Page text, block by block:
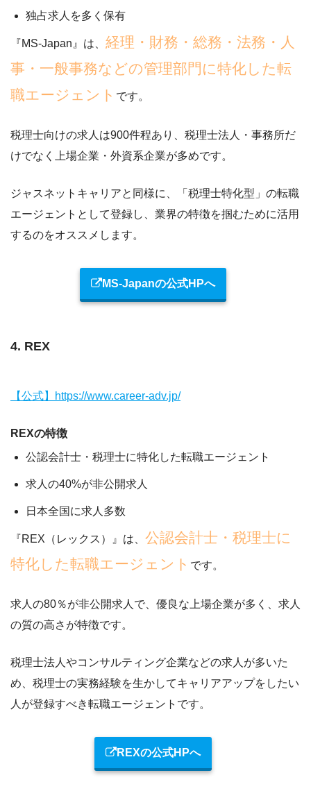
独占求人を多く保有
『MS-Japan』は、 経理・財務・総務・法務・人
事・一般事務などの管理部門に特化した転
職エージェント です。
税理士向けの求人は900件程あり、税理士法人・事務所だ
けでなく
上場企業・外資系企業が多めです。
ジャスネットキャリアと同様に、
「税理士特化型」の転職
エージェントとして登録し、 業界の特徴を掴むために活用
するのをオススメします。
MS-Japanの公式HPへ
4. REX
【公式】https://www.career-adv.jp/
REXの特徴
公認会計士・税理士に特化した転職エージェント
求人の40%が非公開求人
日本全国に求人多数
『REX（レックス）』は、 公認会計士・税理士に
特化した転職エージェント です。
求人の80％が非公開求人 で、優良な上場企業が多く、 求人
の質の高さが特徴です。
税理士法人やコンサルティング企業などの求人が多いた
め、 税理士の実務経験を生かしてキャリアアップをしたい
人が登録すべき転職エージェント です。
REXの公式HPへ